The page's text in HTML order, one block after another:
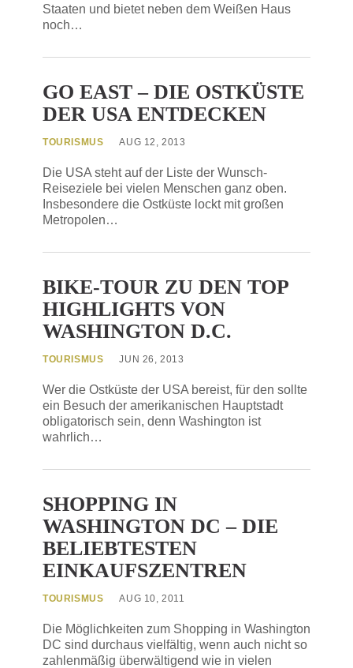
Staaten und bietet neben dem Weißen Haus
noch…
GO EAST – DIE OSTKÜSTE
DER USA ENTDECKEN
TOURISMUS AUG 12, 2013
Die USA steht auf der Liste der Wunsch-
Reiseziele bei vielen Menschen ganz oben.
Insbesondere die Ostküste lockt mit großen
Metropolen…
BIKE-TOUR ZU DEN TOP
HIGHLIGHTS VON
WASHINGTON D.C.
TOURISMUS JUN 26, 2013
Wer die Ostküste der USA bereist, für den sollte
ein Besuch der amerikanischen Hauptstadt
obligatorisch sein, denn Washington ist
wahrlich…
SHOPPING IN
WASHINGTON DC – DIE
BELIEBTESTEN
EINKAUFSZENTREN
TOURISMUS AUG 10, 2011
Die Möglichkeiten zum Shopping in Washington
DC sind durchaus vielfältig, wenn auch nicht so
zahlenmäßig überwältigend wie in vielen